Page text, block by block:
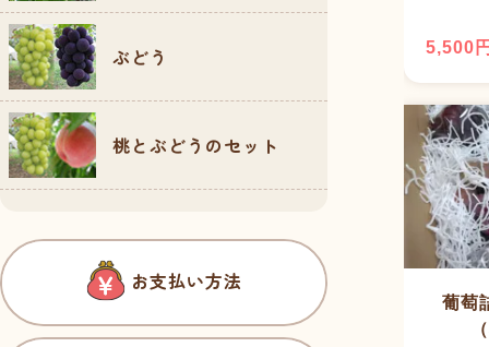
5,500
葡萄
ぶどう
桃とぶどうのセット
お支払い方法